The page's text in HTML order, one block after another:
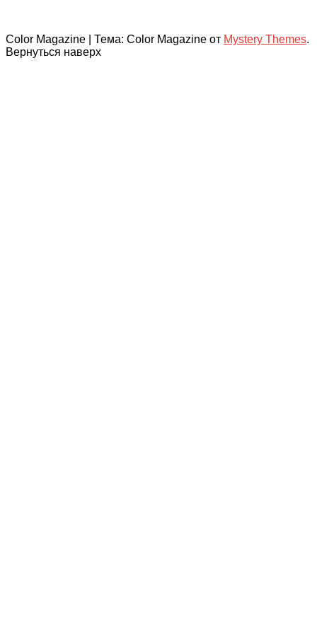
Color Magazine Тема: Color Magazine от Mystery Themes.
Вернуться наверх